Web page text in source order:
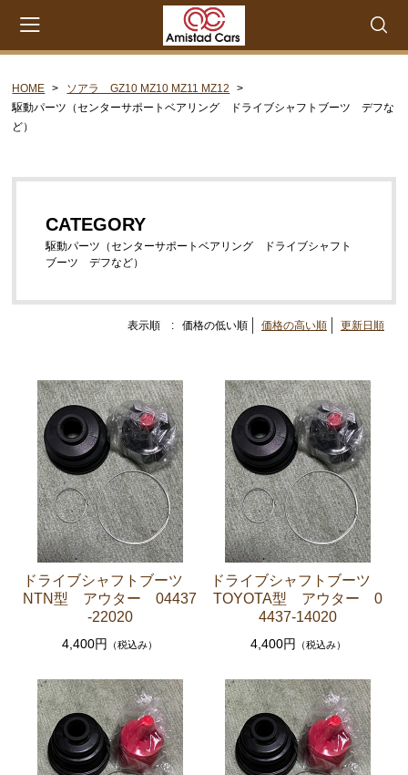
セリカXX MA45 MA46 MA55 MA56
エンジンパーツ M-EU
エンジンパーツ 4M-EU
ステアリングパーツ（ピットマンアーム アイドラー
アーム 各種リペアキット タイロッドエンド な
ウエザーストリップ ワイヤー類
セリカXX GA61 MA61 MA63
エンジンパーツ 5M-GEU MA61
エンジンパーツ M-TEU MA63
エンジンパーツ 1G-GEU GA61
エンジンパーツ 1G-EU GA61
エンジンパーツ（マウント 他）
ブレーキパーツ（マスターシリンダー リペアキッ
ーズシリンダー オーバーホールキット など）
ステアリングパーツ（各種リペアキット ラックブー
ツ ラックエンド タイロッドエンド など）
足回りパーツ（アッパーマウント ベアリング ボールジ
HOME
ソアラ GZ10 MZ10 MZ11 MZ12
駆動パーツ（センターサポートベアリング ドライブシャフトブーツ デフな
ど）
CATEGORY
駆動パーツ（センターサポートベアリング ドライブシャフト
ブーツ デフなど）
表示順 : 価格の低い順 価格の高い順 更新日順
ドライブシャフトブーツ
NTN型 アウター 04437
-22020
4,400円 （税込み）
ドライブシャフトブーツ
TOYOTA型 アウター 0
4437-14020
4,400円 （税込み）